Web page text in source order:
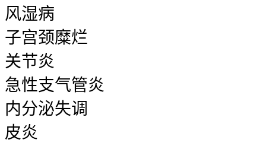
风湿病
子宫颈糜烂
关节炎
急性支气管炎
内分泌失调
皮炎